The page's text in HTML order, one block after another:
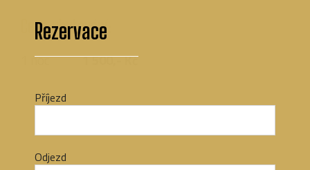
Cena ubytování:
1 noc 1 500,- Kč
Rezervace
Příjezd
Odjezd